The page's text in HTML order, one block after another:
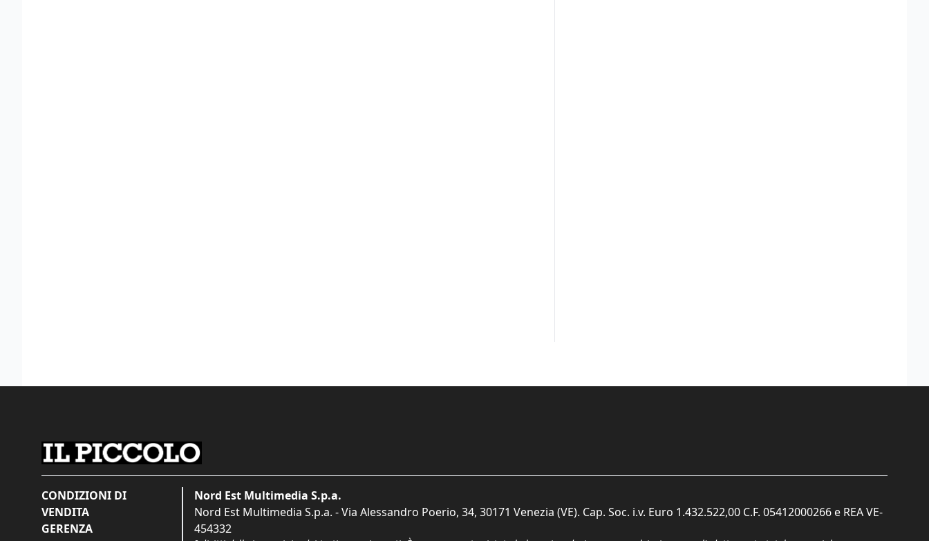
CONDIZIONI DI
VENDITA
GERENZA
Nord Est Multimedia S.p.a.
Nord Est Multimedia S.p.a. - Via Alessandro Poerio, 34, 30171 Venezia (VE). Cap. Soc. i.v. Euro 1.432.522,00 C.F. 05412000266 e REA VE-
454332